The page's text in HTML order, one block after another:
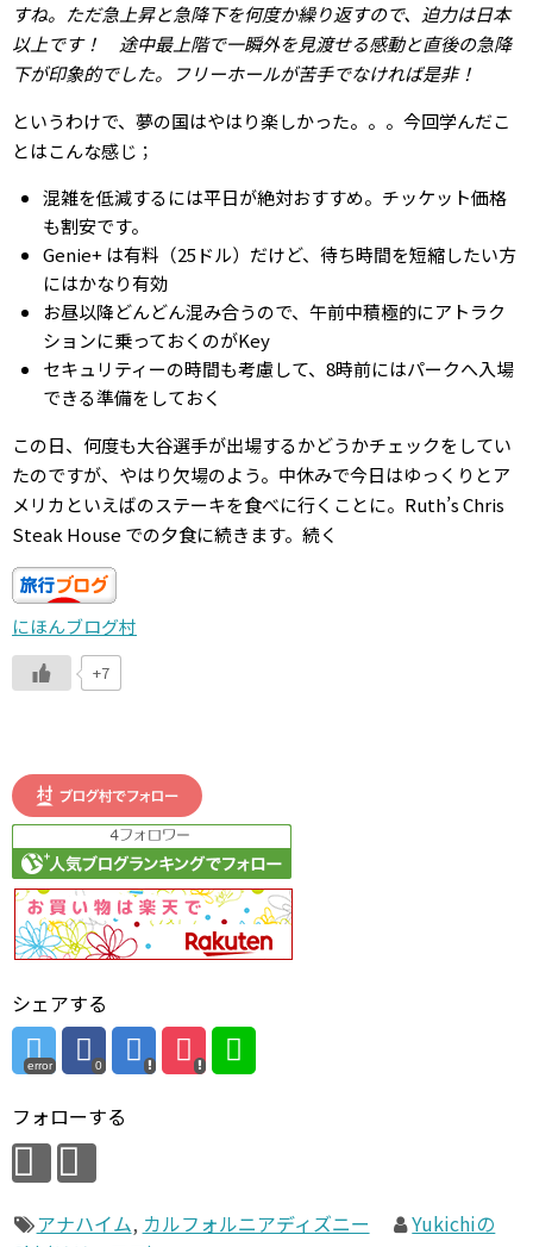
すね。ただ急上昇と急降下を何度か繰り返すので、迫力は日本
以上です！ 途中最上階で一瞬外を見渡せる感動と直後の急降
下が印象的でした。フリーホールが苦手でなければ是非！
というわけで、夢の国はやはり楽しかった。。。今回学んだこ
とはこんな感じ；
混雑を低減するには平日が絶対おすすめ。チッケット価格
も割安です。
Genie+ は有料（25ドル）だけど、待ち時間を短縮したい方
にはかなり有効
お昼以降どんどん混み合うので、午前中積極的にアトラク
ションに乗っておくのがKey
セキュリティーの時間も考慮して、8時前にはパークへ入場
できる準備をしておく
この日、何度も大谷選手が出場するかどうかチェックをしてい
たのですが、やはり欠場のよう。中休みで今日はゆっくりとア
メリカといえばのステーキを食べに行くことに。Ruth’s Chris
Steak House での夕食に続きます。続く
にほんブログ村
+7
シェアする
error 0
フォローする
アナハイム, カルフォルニアディズニー
Yukichiの